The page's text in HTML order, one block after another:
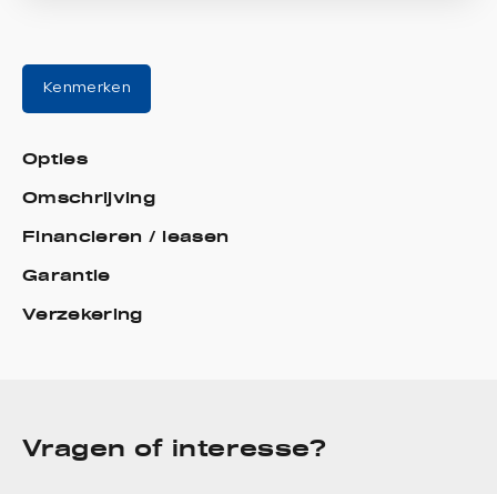
Kenmerken
Opties
Omschrijving
Financieren / leasen
Garantie
Verzekering
Vragen of interesse?